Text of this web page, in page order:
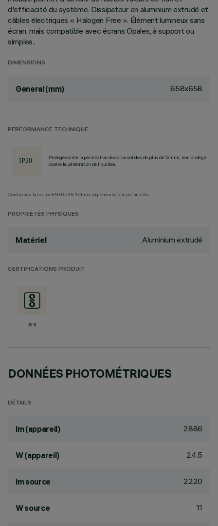
d'efficacité du système. Dissipateur en aluminium extrudé et
câbles électriques « Halogen Free ». Élément lumineux sans
écran, mais compatible avec écrans Opales, à support ou
simples..
DIMENSIONS
General (mm) 658x658
PERFORMANCE TECHNIQUE
Protégé contre la pénétration de corps solides de plus de 12 mm, non protégé
contre la pénétration de liquides.
Conforme à la norme EN60598-1 et aux réglementations pertinentes.
PROPRIÉTÉS PHYSIQUES
Matériel Aluminium extrudé
CERTIFICATIONS PRODUIT
BIS
DONNÉES PHOTOMÉTRIQUES
DÉTAILS
lm (appareil) 2886
W (appareil) 24.5
lm source 2220
W source 11